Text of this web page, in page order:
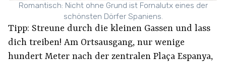
Romantisch: Nicht ohne Grund ist Fornalutx eines der
schönsten Dörfer Spaniens.
Tipp: Streune durch die kleinen Gassen und lass
dich treiben! Am Ortsausgang, nur wenige
hundert Meter nach der zentralen Plaça Espanya,